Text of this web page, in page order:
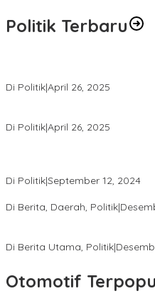
Politik Terbaru
Di Politik|April 26, 2025
Di Politik|April 26, 2025
Di Politik|September 12, 2024
Di Berita, Daerah, Politik|
Di Berita Utama, Politik|
Otomotif